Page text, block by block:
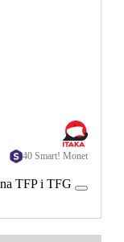
40 Smart! Monet
TFP i TFG